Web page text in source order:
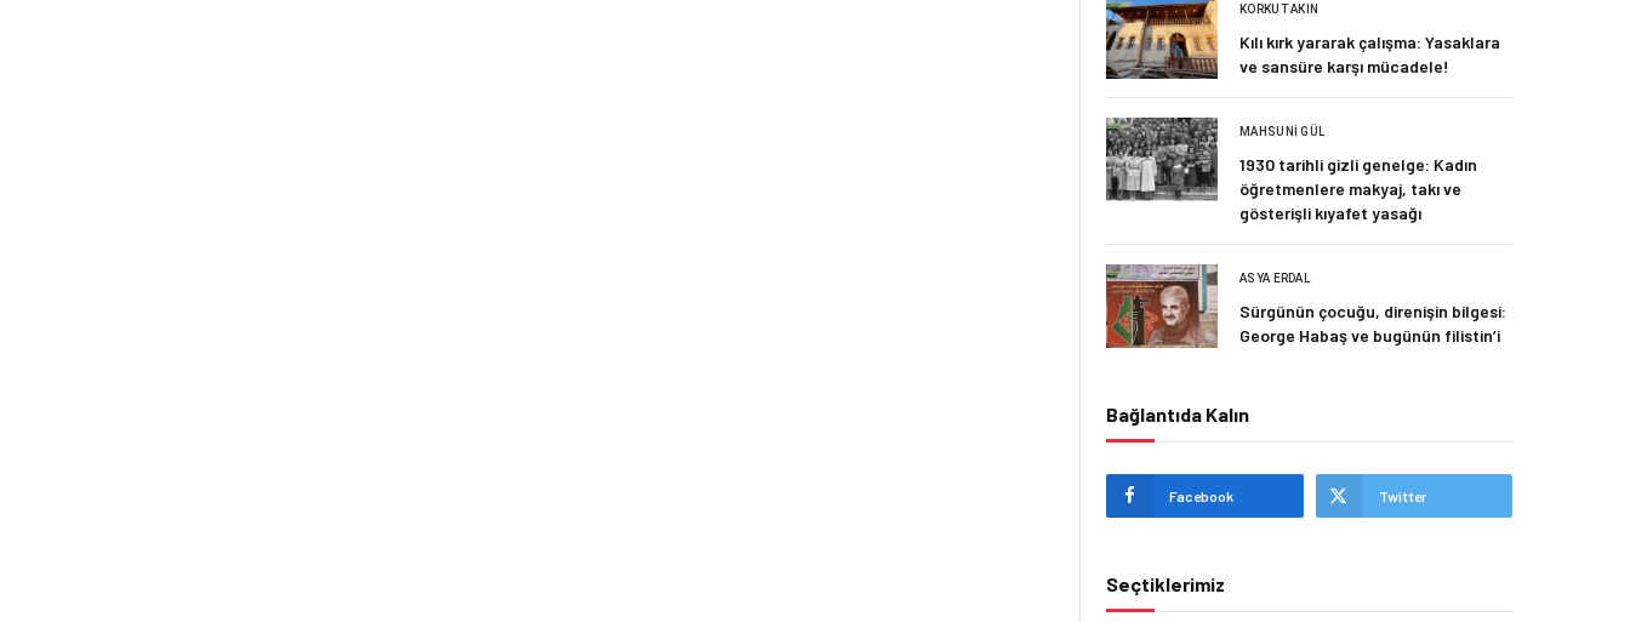
KORKUT AKIN
Kılı kırk yararak çalışma: Yasaklara
ve sansüre karşı mücadele!
MAHSUNI GÜL
1930 tarihli gizli genelge: Kadın
öğretmenlere makyaj, takı ve
gösterişli kıyafet yasağı
ASYA ERDAL
Sürgünün çocuğu, direnişin bilgesi:
George Habaş ve bugünün filistin’i
Bağlantıda Kalın
Facebook Twitter
Seçtiklerimiz